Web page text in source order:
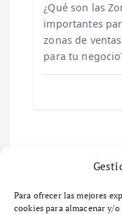
Para ofrecer las mejores
cookies para almacenar y/
¿Qué son las
importantes
zonas de
para tu
Deja
Tu dirección de
campos obligatorios